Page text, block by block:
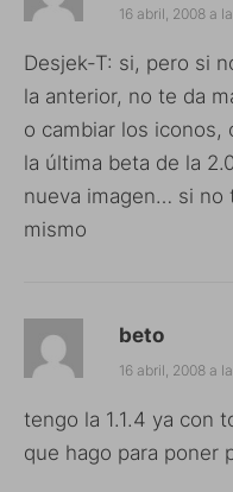
16 abril, 2008 a
Desjek-T: si, pero si
la anterior, no te da
o cambiar los iconos,
la última beta de la
nueva imagen… si no
mismo
beto
16 abril, 2008 a
tengo la 1.1.4 ya con
que hago para poner